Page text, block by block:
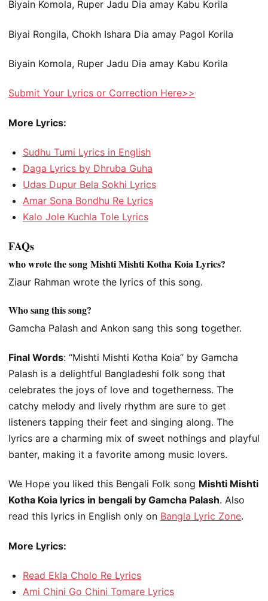
Biyain Komola, Ruper Jadu Dia amay Kabu Korila
Biyai Rongila, Chokh Ishara Dia amay Pagol Korila
Biyain Komola, Ruper Jadu Dia amay Kabu Korila
Submit Your Lyrics or Correction Here>>
More Lyrics:
Sudhu Tumi Lyrics in English
Daga Lyrics by Dhruba Guha
Udas Dupur Bela Sokhi Lyrics
Amar Sona Bondhu Re Lyrics
Kalo Jole Kuchla Tole Lyrics
FAQs
who wrote the song Mishti Mishti Kotha Koia Lyrics?
Ziaur Rahman wrote the lyrics of this song.
Who sang this song?
Gamcha Palash and Ankon sang this song together.
Final Words: “Mishti Mishti Kotha Koia” by Gamcha
Palash is a delightful Bangladeshi folk song that
celebrates the joys of love and togetherness. The
catchy melody and lively rhythm are sure to get
listeners tapping their feet and singing along. The
lyrics are a charming mix of sweet nothings and playful
banter, making it a favorite among music lovers.
We Hope you liked this Bengali Folk song Mishti Mishti
Kotha Koia lyrics in bengali by Gamcha Palash. Also
read this lyrics in English only on Bangla Lyric Zone.
More Lyrics:
Read Ekla Cholo Re Lyrics
Ami Chini Go Chini Tomare Lyrics